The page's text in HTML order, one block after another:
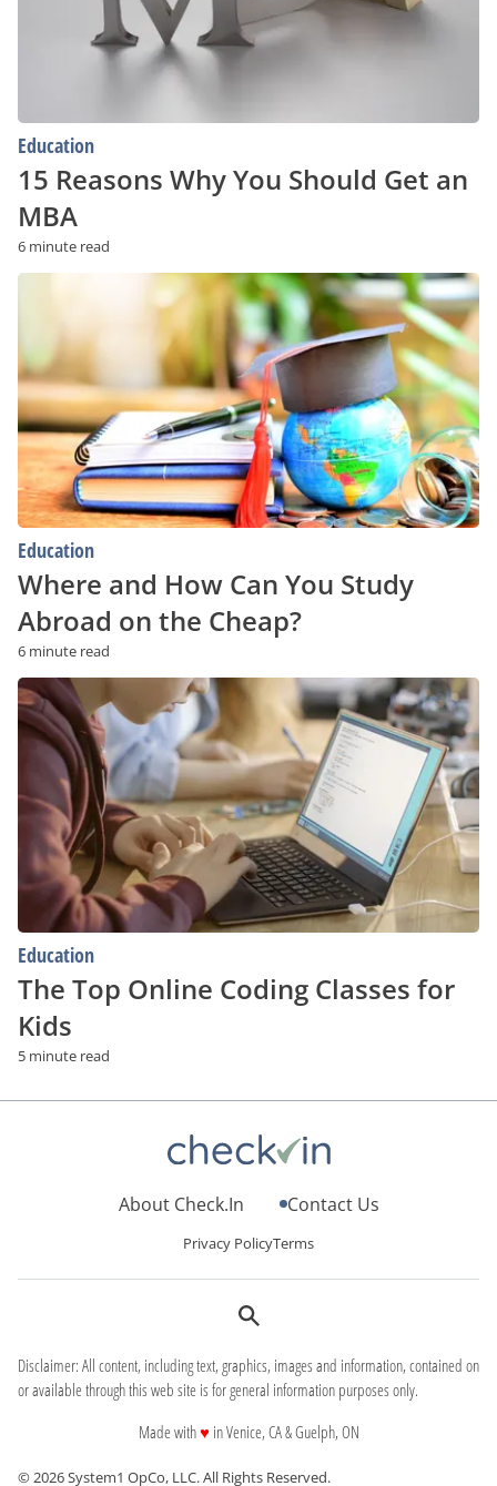
Education
15 Reasons Why You Should Get an
MBA
6 minute read
Where
Can
You
Study
Abroad
on
the
Cheap?
Education
Where and How Can You Study
Abroad on the Cheap?
6 minute read
The
Top
Online
Coding
Classes
Kids
Education
The Top Online Coding Classes for
Kids
5 minute read
About Check.In Contact Us
Privacy PolicyTerms
Disclaimer: All content, including text, graphics, images and information, contained on
or available through this web site is for general information purposes only.
Made with♥love
in Venice, CA & Guelph, ON
© 2026 System1 OpCo, LLC.All Rights Reserved.